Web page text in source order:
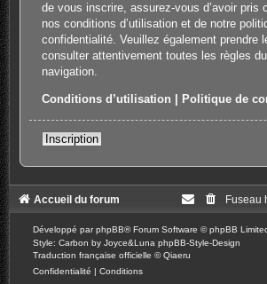
de vous inscrire, assurez-vous d’avoir pris
nos conditions d’utilisation et de notre
confidentialité. Veuillez également prendre
consulter attentivement toutes les règles
navigation.
Conditions d’utilisation Politique de
Inscription
Accueil du forum Fuseau
Développé parphpBB® Forum Software © phpBB
Style: Carbon by Joyce&Luna phpBB-Style-Design
Traduction française officielle ©Qiaeru
Confidentialité | Conditions